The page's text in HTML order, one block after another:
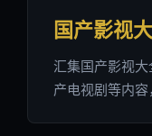
国产影视
汇集国产影视
产电视剧等内容